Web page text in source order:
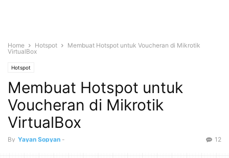
Home Hotspot
Membuat Hotspot untuk Voucheran di Mikrotik
VirtualBox
Hotspot
Membuat Hotspot untuk
Voucheran di Mikrotik
VirtualBox
By Yayan Sopyan - 12